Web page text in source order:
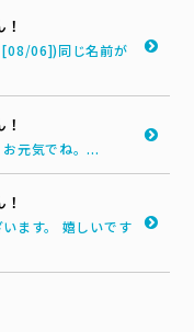
[08/06])同じ名前が
元気でね。...
ます。 嬉しいです